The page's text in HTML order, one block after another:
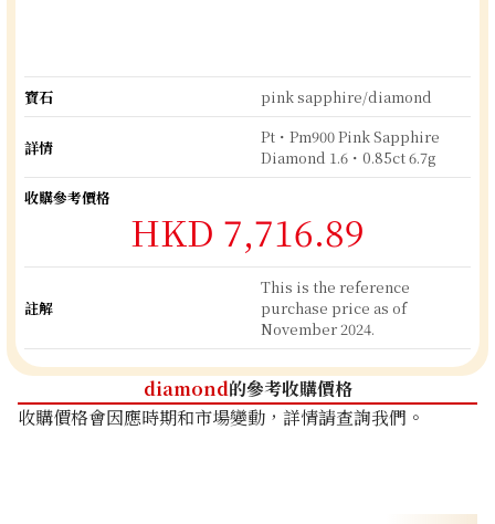
寶石 pink sapphire/diamond
詳情
Pt・Pm900 Pink Sapphire
Diamond 1.6・0.85ct 6.7g
收購參考價格
HKD 7,716.89
註解
This is the reference
purchase price as of
November 2024.
diamond的參考收購價格
收購價格會因應時期和市場變動，詳情請查詢我們。